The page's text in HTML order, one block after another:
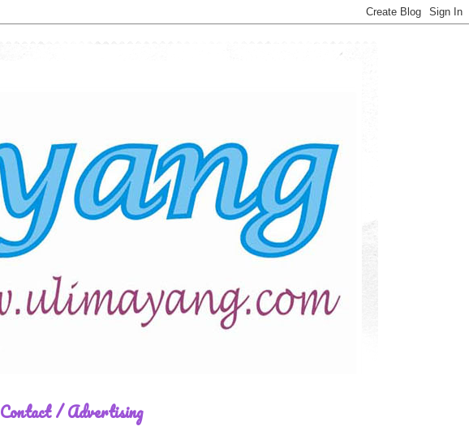
Contact / Advertising